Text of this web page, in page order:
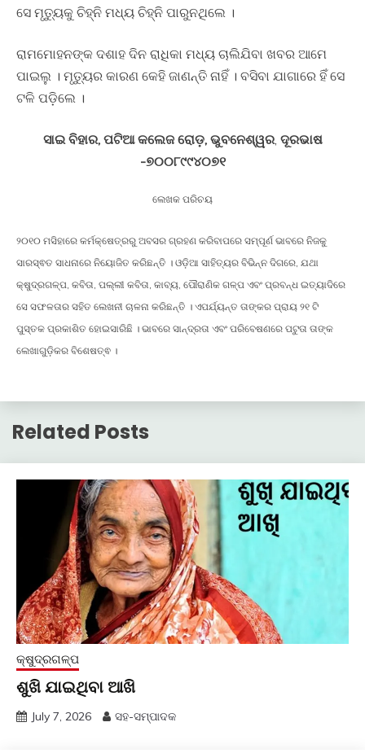
ସେ ମୃତ୍ୟୁକୁ ଚିହ୍ନି ମଧ୍ୟ ଚିହ୍ନି ପାରୁନଥିଲେ ।
ରାମମୋହନଙ୍କ ଦଶାହ ଦିନ ରାଧିକା ମଧ୍ୟ ଚାଲିଯିବା ଖବର ଆମେ
ପାଇଲୁ । ମୃତ୍ୟୁର କାରଣ କେହି ଜାଣନ୍ତି ନାହିଁ । ବସିବା ଯାଗାରେ ହିଁ ସେ
ଟଳି ପଡ଼ିଲେ ।
ସାଇ ବିହାର, ପଟିଆ କଲେଜ ରୋଡ଼, ଭୁବନେଶ୍ୱର, ଦୂରଭାଷ
-୭୦୦୮୯୯୪୦୭୧
ଲେଖକ ପରିଚୟ
୨୦୧୦ ମସିହାରେ କର୍ମକ୍ଷେତ୍ରରୁ ଅବସର ଗ୍ରହଣ କରିବାପରେ ସମ୍ପୂର୍ଣ ଭାବରେ ନିଜକୁ
ସାରସ୍ଵତ ସାଧନାରେ ନିୟୋଜିତ କରିଛନ୍ତି । ଓଡ଼ିଆ ସାହିତ୍ୟର ବିଭିନ୍ନ ଦିଗରେ, ଯଥା
କ୍ଷୁଦ୍ରଗଳ୍ପ, କବିତା, ପଲ୍ଲୀ କବିତା, କାବ୍ୟ, ପୌରାଣିକ ଗଳ୍ପ ଏବଂ ପ୍ରବନ୍ଧ ଇତ୍ୟାଦିରେ
ସେ ସଫଳତାର ସହିତ ଲେଖନୀ ଚାଳନା କରିଛନ୍ତି । ଏପର୍ଯ୍ୟନ୍ତ ତାଙ୍କର ପ୍ରାୟ ୨୧ ଟି
ପୁସ୍ତକ ପ୍ରକାଶିତ ହୋଇସାରିଛି । ଭାବରେ ସାନ୍ଦ୍ରତା ଏବଂ ପରିବେଷଣରେ ପଟୁତା ତାଙ୍କ
ଲେଖାଗୁଡ଼ିକର ବିଶେଷତ୍ଵ ।
Related Posts
କ୍ଷୁଦ୍ରଗଳ୍ପ
ଶୁଖି ଯାଇଥିବା ଆଖି
July 7, 2026 ସହ-ସମ୍ପାଦକ